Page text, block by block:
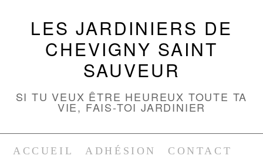
LES JARDINIERS DE
CHEVIGNY SAINT
SAUVEUR
SI TU VEUX ÊTRE HEUREUX TOUTE TA
VIE, FAIS-TOI JARDINIER
ACCUEIL ADHÉSION
CONTACT